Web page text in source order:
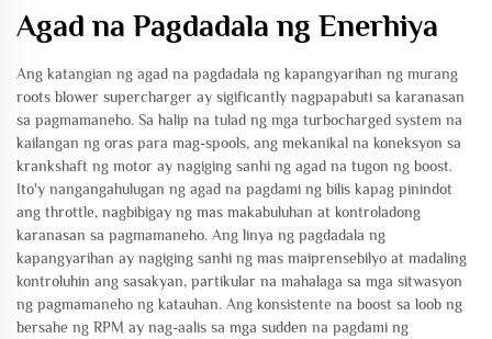
Agad na Pagdadala ng Enerhiya
Ang katangian ng agad na pagdadala ng kapangyarihan ng murang
roots blower supercharger ay sigificantly nagpapabuti sa karanasan
sa pagmamaneho. Sa halip na tulad ng mga turbocharged system na
kailangan ng oras para mag-spools, ang mekanikal na koneksyon sa
krankshaft ng motor ay nagiging sanhi ng agad na tugon ng boost.
Ito'y nangangahulugan ng agad na pagdami ng bilis kapag pinindot
ang throttle, nagbibigay ng mas makabuluhan at kontroladong
karanasan sa pagmamaneho. Ang linya ng pagdadala ng
kapangyarihan ay nagiging sanhi ng mas maiprensebilyo at madaling
kontroluhin ang sasakyan, partikular na mahalaga sa mga sitwasyon
ng pagmamaneho ng katauhan. Ang konsistente na boost sa loob ng
bersahe ng RPM ay nag-aalis sa mga sudden na pagdami ng